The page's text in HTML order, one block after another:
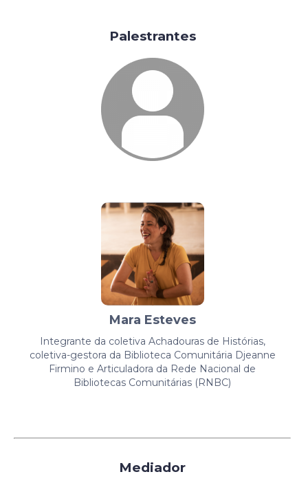
Palestrantes
Mara Esteves
Integrante da coletiva Achadouras de Histórias,
coletiva-gestora da Biblioteca Comunitária Djeanne
Firmino e Articuladora da Rede Nacional de
Bibliotecas Comunitárias (RNBC)
Mediador